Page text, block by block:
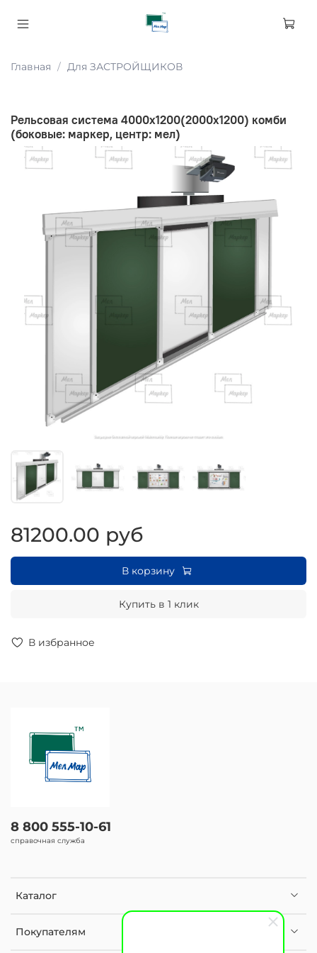
Главная Для ЗАСТРОЙЩИКОВ
Рельсовая система 4000х1200(2000х1200) комби
(боковые: маркер, центр: мел)
В избранное
81200.00 руб
В корзину
Купить в 1 клик
Каталог
Покупателям
8 800 555-10-61
справочная служба